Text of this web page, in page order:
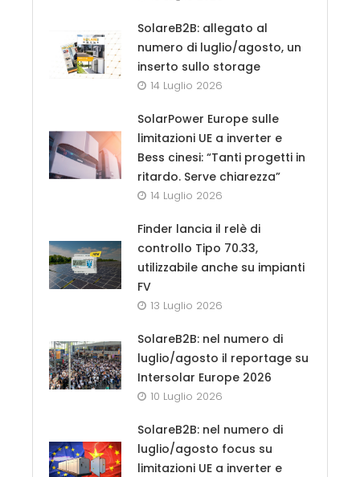
SolareB2B: allegato al
numero di luglio/agosto, un
inserto sullo storage
14 Luglio 2026
SolarPower Europe sulle
limitazioni UE a inverter e
Bess cinesi: “Tanti progetti in
ritardo. Serve chiarezza”
14 Luglio 2026
Finder lancia il relè di
controllo Tipo 70.33,
utilizzabile anche su impianti
FV
13 Luglio 2026
SolareB2B: nel numero di
luglio/agosto il reportage su
Intersolar Europe 2026
10 Luglio 2026
SolareB2B: nel numero di
luglio/agosto focus su
limitazioni UE a inverter e